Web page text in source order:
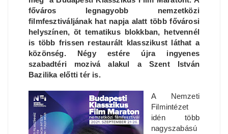
főváros legnagyobb nemzetközi
filmfesztiváljának hat napja alatt több fővárosi
helyszínen, öt tematikus blokkban, hetvennél
is több frissen restaurált klasszikust láthat a
közönség. Négy estére újra ingyenes
szabadtéri mozivá alakul a Szent István
Bazilika előtti tér is.
A Nemzeti
Filmintézet
idén több
nagyszabású